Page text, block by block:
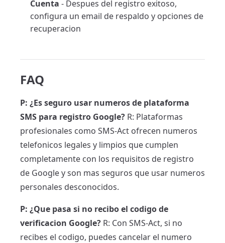
Cuenta - Despues del registro exitoso,
configura un email de respaldo y opciones de
recuperacion
FAQ
P: ¿Es seguro usar numeros de plataforma
SMS para registro Google? R: Plataformas
profesionales como SMS-Act ofrecen numeros
telefonicos legales y limpios que cumplen
completamente con los requisitos de registro
de Google y son mas seguros que usar numeros
personales desconocidos.
P: ¿Que pasa si no recibo el codigo de
verificacion Google? R: Con SMS-Act, si no
recibes el codigo, puedes cancelar el numero